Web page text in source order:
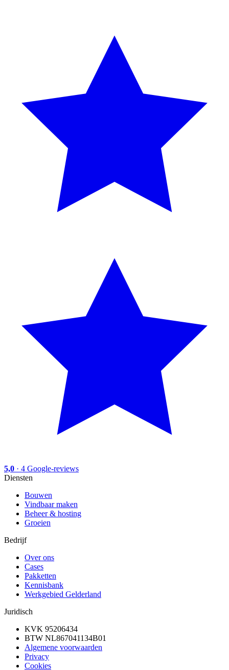
5,0 · 4 Google-reviews
Diensten
Bouwen
Vindbaar maken
Beheer & hosting
Groeien
Bedrijf
Over ons
Cases
Pakketten
Kennisbank
Werkgebied Gelderland
Juridisch
KVK 95206434
BTW NL867041134B01
Algemene voorwaarden
Privacy
Cookies